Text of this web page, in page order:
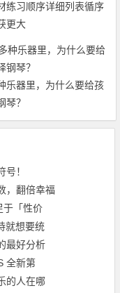
练习顺序详细列表循序
更大
乐器里，为什么要给孩
琴？
！
，翻倍幸福
于「性价
就想要统
最好分析
全新第
的人在哪